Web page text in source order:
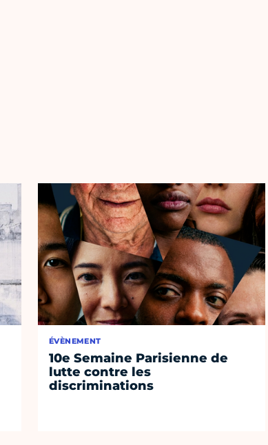
ÉVÈNEMENT
10e Semaine Parisienne de
lutte contre les
discriminations